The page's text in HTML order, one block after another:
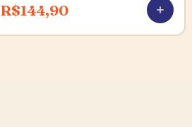
R$144,90